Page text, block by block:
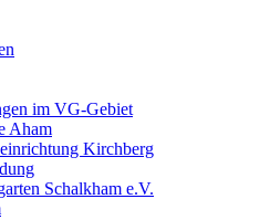
im VG-Gebiet
Aham
Kirchberg
Schalkham e.V.